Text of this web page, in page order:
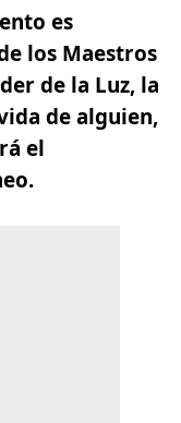
es
los Maestros
de la Luz, la
de alguien,
el